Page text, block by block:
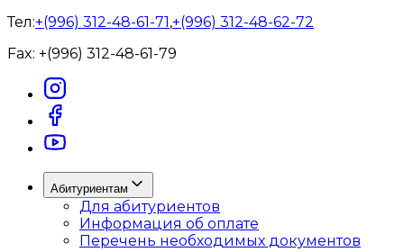
Тел:+(996) 312-48-61-71,+(996) 312-48-62-72
Fax: +(996) 312-48-61-79
Абитуриентам
Для абитуриентов
Информация об оплате
Перечень необходимых документов